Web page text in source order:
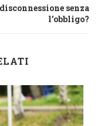
senza
l’obbligo?